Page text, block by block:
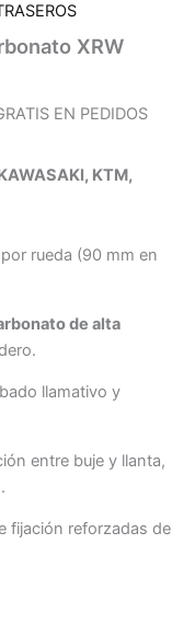
XRW
EN PEDIDOS
KTM,
rueda (90 mm en
de alta
llamativo y
entre buje y llanta,
fijación reforzadas de